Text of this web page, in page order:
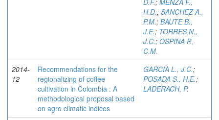
D.F.; MENZA F.,
H.D.; SANCHEZ A.,
P.M.; BAUTE B.,
J.E.; TORRES N.,
J.C.; OSPINA P.,
C.M.
2014-
12
Recommendations for the
regionalizing of coffee
cultivation in Colombia : A
methodological proposal based
on agro climatic indices
GARCIA L., J.C.;
POSADA S., H.E.;
LADERACH, P.